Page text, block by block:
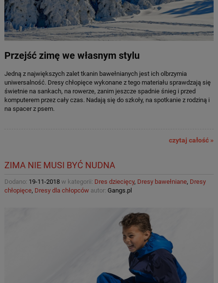
Przejść zimę we własnym stylu
Jedną z największych zalet tkanin bawełnianych jest ich olbrzymia
uniwersalność. Dresy chłopięce wykonane z tego materiału sprawdzają się
świetnie na sankach, na rowerze, zanim jeszcze spadnie śnieg i przed
komputerem przez cały czas. Nadają się do szkoły, na spotkanie z rodziną i
na spacer z psem.
czytaj całość »
ZIMA NIE MUSI BYĆ NUDNA
Dodano: 19-11-2018w kategorii: Dres dziecięcy, Dresy bawełniane, Dresy
chłopięce, Dresy dla chłopcówautor: Gangs.pl